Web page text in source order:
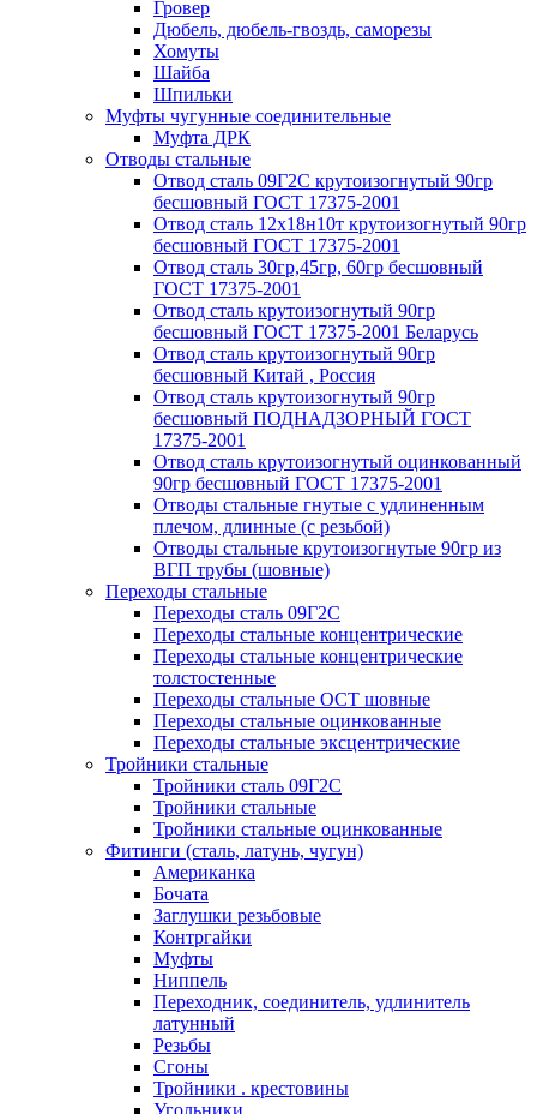
Гровер
Дюбель, дюбель-гвоздь, саморезы
Хомуты
Шайба
Шпильки
Муфты чугунные соединительные
Муфта ДРК
Отводы стальные
Отвод сталь 09Г2С крутоизогнутый 90гр
бесшовный ГОСТ 17375-2001
Отвод сталь 12х18н10т крутоизогнутый 90гр
бесшовный ГОСТ 17375-2001
Отвод сталь 30гр,45гр, 60гр бесшовный
ГОСТ 17375-2001
Отвод сталь крутоизогнутый 90гр
бесшовный ГОСТ 17375-2001 Беларусь
Отвод сталь крутоизогнутый 90гр
бесшовный Китай , Россия
Отвод сталь крутоизогнутый 90гр
бесшовный ПОДНАДЗОРНЫЙ ГОСТ
17375-2001
Отвод сталь крутоизогнутый оцинкованный
90гр бесшовный ГОСТ 17375-2001
Отводы стальные гнутые с удлиненным
плечом, длинные (с резьбой)
Отводы стальные крутоизогнутые 90гр из
ВГП трубы (шовные)
Переходы стальные
Переходы сталь 09Г2С
Переходы стальные концентрические
Переходы стальные концентрические
толстостенные
Переходы стальные ОСТ шовные
Переходы стальные оцинкованные
Переходы стальные эксцентрические
Тройники стальные
Тройники сталь 09Г2С
Тройники стальные
Тройники стальные оцинкованные
Фитинги (сталь, латунь, чугун)
Американка
Бочата
Заглушки резьбовые
Контргайки
Муфты
Ниппель
Переходник, соединитель, удлинитель
латунный
Резьбы
Сгоны
Тройники . крестовины
Угольники